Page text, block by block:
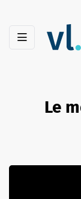
Le